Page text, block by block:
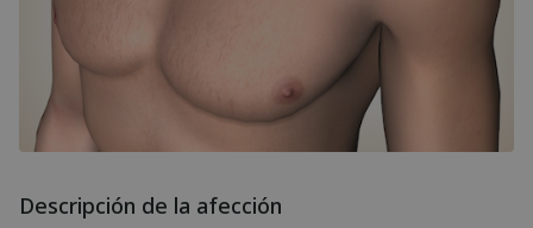
Descripción de la afección